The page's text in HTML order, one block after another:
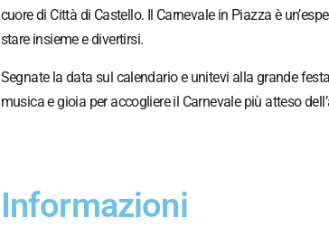
cuore di Città di Castello. Il Carnevale in Piazza è
stare insieme e divertirsi.
Segnate la data sul calendario e unitevi alla grande
musica e gioia per accogliere il Carnevale più atteso
Informazioni